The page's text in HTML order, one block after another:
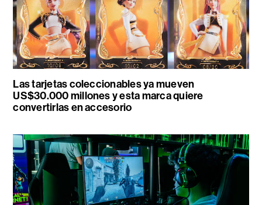
Las tarjetas coleccionables ya mueven
US$30.000 millones y esta marca quiere
convertirlas en accesorio